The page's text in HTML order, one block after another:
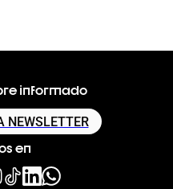
informado
NEWSLETTER
en